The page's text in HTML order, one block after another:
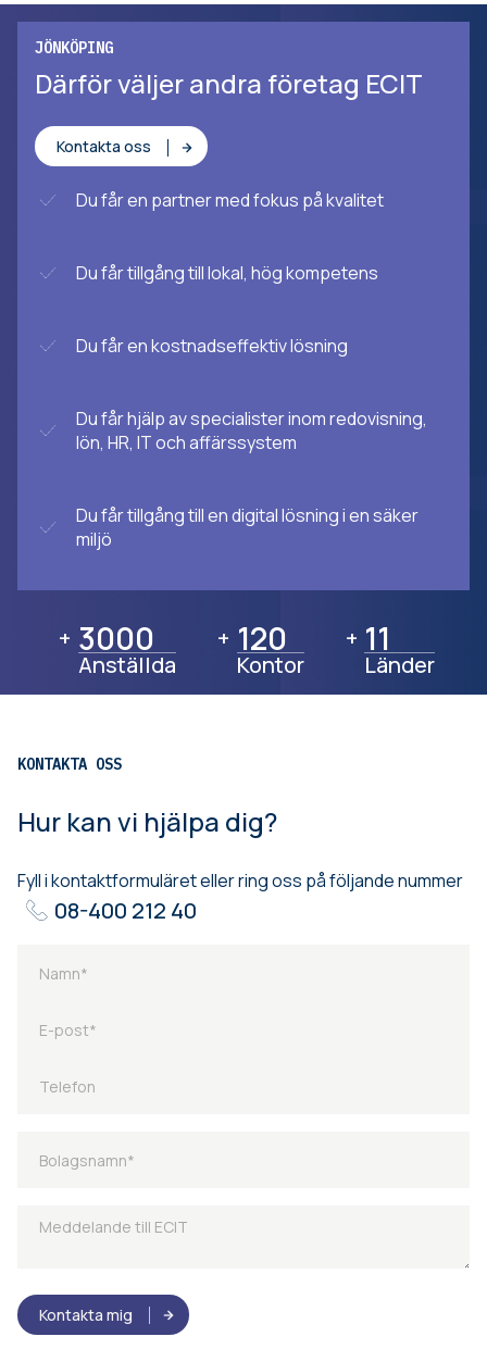
JÖNKÖPING
Därför väljer andra företag ECIT
Kontakta oss
Du får en partner med fokus på kvalitet
Du får tillgång till lokal, hög kompetens
Du får en kostnadseffektiv lösning
Du får hjälp av specialister inom redovisning,
lön, HR, IT och affärssystem
Du får tillgång till en digital lösning i en säker
miljö
+ 3000
3000
Anställda
+ 120
120
Kontor
+ 11
11
Länder
KONTAKTA OSS
Hur kan vi hjälpa dig?
Fyll i kontaktformuläret eller ring oss på följande nummer
08-400 212 40